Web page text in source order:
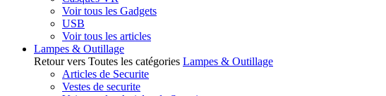
Voir tous les Gadgets
USB
Voir tous les articles
Lampes & Outillage
Retour vers Toutes les catégories Lampes & Outillage
Articles de Securite
Vestes de securite